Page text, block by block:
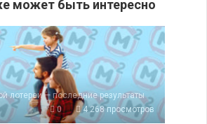
может быть интересно
лотереи — последние результаты
0
4 268 просмотров